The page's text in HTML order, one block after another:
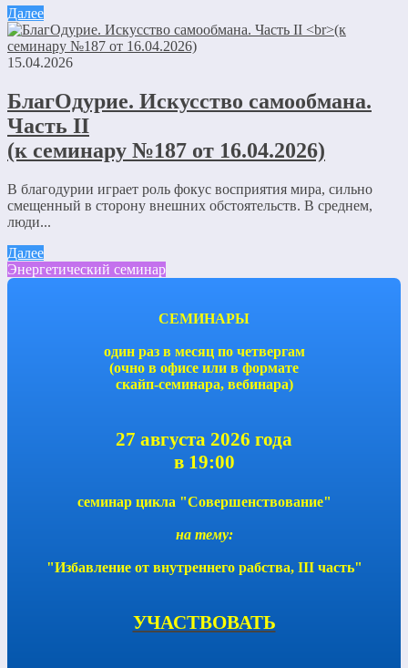
Далее
15.04.2026
БлагОдурие. Искусство самообмана.
Часть II
(к семинару №187 от 16.04.2026)
В благодурии играет роль фокус восприятия мира, сильно
смещенный в сторону внешних обстоятельств. В среднем,
люди...
Далее
Энергетический семинар
СЕМИНАРЫ
один раз в месяц по четвергам
(очно в офисе или в формате
скайп-семинара, вебинара)
27 августа 2026 года
в 19:00
семинар цикла "Совершенствование"
на тему:
"Избавление от внутреннего рабства, III часть"
УЧАСТВОВАТЬ